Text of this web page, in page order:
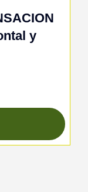
y